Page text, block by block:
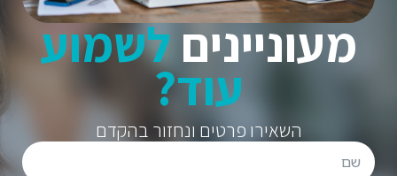
מעונייניםלשמוע
עוד?
השאירו פרטים ונחזור בהקדם